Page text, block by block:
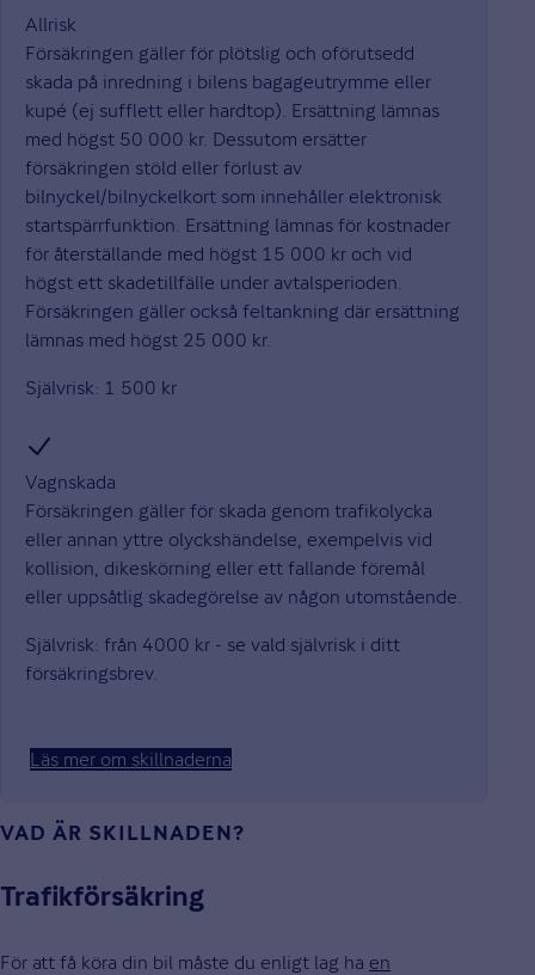
Allrisk
Försäkringen gäller för plötslig och oförutsedd
skada på inredning i bilens bagageutrymme eller
kupé (ej sufflett eller hardtop). Ersättning lämnas
med högst 50 000 kr. Dessutom ersätter
försäkringen stöld eller förlust av
bilnyckel/bilnyckelkort som innehåller elektronisk
startspärrfunktion. Ersättning lämnas för kostnader
för återställande med högst 15 000 kr och vid
högst ett skadetillfälle under avtalsperioden.
Försäkringen gäller också feltankning där ersättning
lämnas med högst 25 000 kr.
Självrisk: 1 500 kr
Vagnskada
Försäkringen gäller för skada genom trafikolycka
eller annan yttre olyckshändelse, exempelvis vid
kollision, dikeskörning eller ett fallande föremål
eller uppsåtlig skadegörelse av någon utomstående.
Självrisk: från 4000 kr - se vald självrisk i ditt
försäkringsbrev.
Läs mer om skillnaderna
VAD ÄR SKILLNADEN?
Trafikförsäkring
För att få köra din bil måste du enligt lag ha en